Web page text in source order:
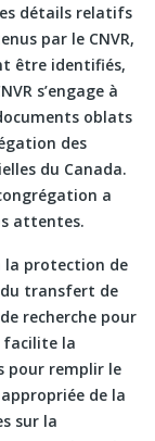
détails relatifs
par le CNVR,
être identifiés,
s’engage à
oblats
des
du Canada.
a
attentes.
la protection de
du transfert de
recherche pour
facilite la
pour remplir le
de la
sur la